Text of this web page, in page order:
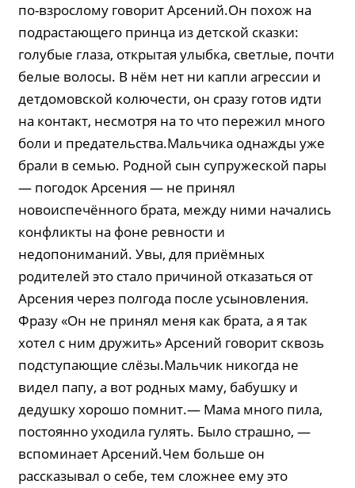
по-взрослому говорит Арсений.Он похож на
подрастающего принца из детской сказки:
голубые глаза, открытая улыбка, светлые, почти
белые волосы. В нём нет ни капли агрессии и
детдомовской колючести, он сразу готов идти
на контакт, несмотря на то что пережил много
боли и предательства.Мальчика однажды уже
брали в семью. Родной сын супружеской пары
— погодок Арсения — не принял
новоиспечённого брата, между ними начались
конфликты на фоне ревности и
недопониманий. Увы, для приёмных
родителей это стало причиной отказаться от
Арсения через полгода после усыновления.
Фразу «Он не принял меня как брата, а я так
хотел с ним дружить» Арсений говорит сквозь
подступающие слёзы.Мальчик никогда не
видел папу, а вот родных маму, бабушку и
дедушку хорошо помнит.— Мама много пила,
постоянно уходила гулять. Было страшно, —
вспоминает Арсений.Чем больше он
рассказывал о себе, тем сложнее ему это